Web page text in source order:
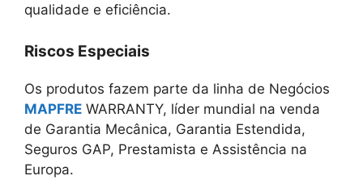
qualidade e eficiência.
Riscos Especiais
Os produtos fazem parte da linha de Negócios
MAPFRE WARRANTY, líder mundial na venda
de Garantia Mecânica, Garantia Estendida,
Seguros GAP, Prestamista e Assistência na
Europa.